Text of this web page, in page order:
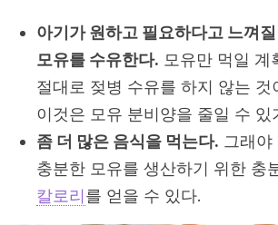
아기가 원하고 필요하다고 느껴
모유를 수유한다. 모유만 먹일 계
절대로 젖병 수유를 하지 않는 것
이것은 모유 분비양을 줄일 수 있
좀 더 많은 음식을 먹는다. 그래야
충분한 모유를 생산하기 위한 충
칼로리를 얻을 수 있다.